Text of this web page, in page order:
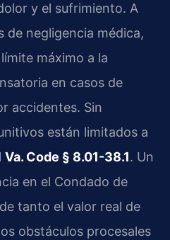
y el sufrimiento. A
de negligencia médica,
máximo a la
en casos de
accidentes. Sin
están limitados a
Va. Code § 8.01-38.1. Un
en el Condado de
tanto el valor real de
obstáculos procesales